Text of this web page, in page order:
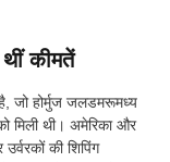
कीमतें
जो होर्मुज जलडमरूमध्य
मिली थी। अमेरिका और
की शिपिंग